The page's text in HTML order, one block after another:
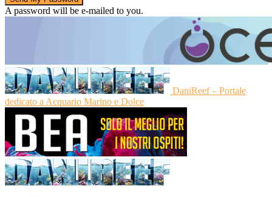
A password will be e-mailed to you.
DaniReef – Portale
dedicato a Acquario Marino e Dolce